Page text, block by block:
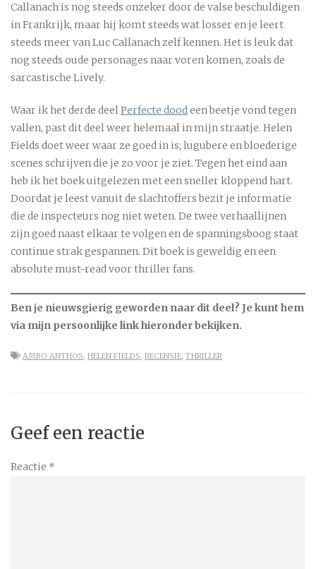
Callanach is nog steeds onzeker door de valse beschuldigen
in Frankrijk, maar hij komt steeds wat losser en je leert
steeds meer van Luc Callanach zelf kennen. Het is leuk dat
nog steeds oude personages naar voren komen, zoals de
sarcastische Lively.
Waar ik het derde deelPerfecte doodeen beetje vond tegen
vallen, past dit deel weer helemaal in mijn straatje. Helen
Fields doet weer waar ze goed in is; lugubere en bloederige
scenes schrijven die je zo voor je ziet. Tegen het eind aan
heb ik het boek uitgelezen met een sneller kloppend hart.
Doordat je leest vanuit de slachtoffers bezit je informatie
die de inspecteurs nog niet weten. De twee verhaallijnen
zijn goed naast elkaar te volgen en de spanningsboog staat
continue strak gespannen. Dit boek is geweldig en een
absolute must-read voor thriller fans.
Ben je nieuwsgierig geworden naar dit deel? Je kunt hem
via mijn persoonlijke link hieronder bekijken.
AMBO ANTHOS, HELEN FIELDS, RECENSIE, THRILLER
Geef een reactie
Reactie *